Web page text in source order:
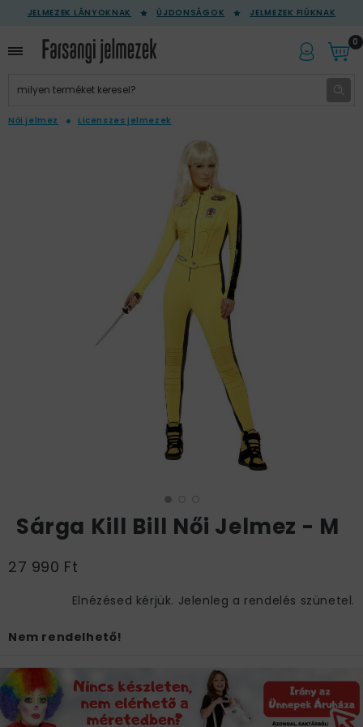
JELMEZEK LÁNYOKNAK ÚJDONSÁGOK JELMEZEK FIÚKNAK
0
Női jelmez Licenszes jelmezek
Sárga Kill Bill Női Jelmez - M
27 990 Ft
Elnézésed kérjük. Jelenleg a rendelés szünetel.
Nem rendelhető!